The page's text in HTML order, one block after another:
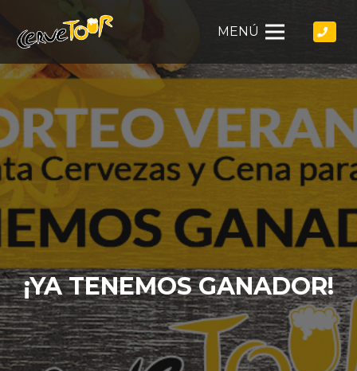
MENÚ
¡YA TENEMOS GANADOR!